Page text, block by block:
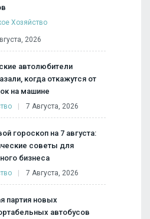
Хозяйство
2026
автолюбители
когда откажутся от
на машине
7 Августа, 2026
гороскоп на 7 августа:
советы для
бизнеса
7 Августа, 2026
партия новых
автобусов